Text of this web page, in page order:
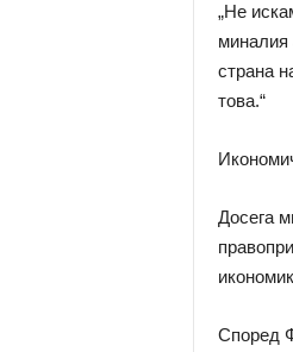
„Не
миналия
страна
това.“
Досега
Според